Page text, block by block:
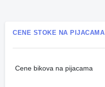
CENE STOKE NA PIJACAMA
Cene bikova na pijacama